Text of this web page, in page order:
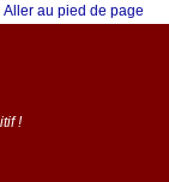
Aller au pied de page
!